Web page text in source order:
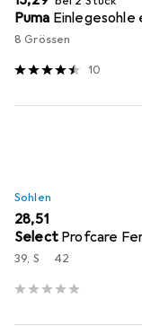
Puma Einlegesohle
8 Grössen
10
Sohlen
EUR
28,51
Select Profcare
39, S 42